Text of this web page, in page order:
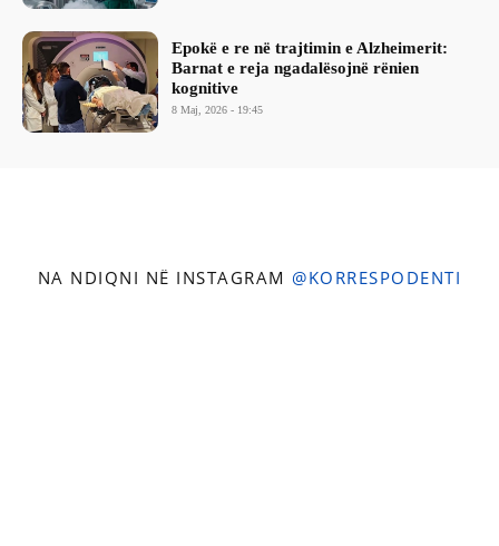
Epokë e re në trajtimin e Alzheimerit:
Barnat e reja ngadalësojnë rënien
kognitive
8 Maj, 2026 - 19:45
NA NDIQNI NË INSTAGRAM @KORRESPODENTI